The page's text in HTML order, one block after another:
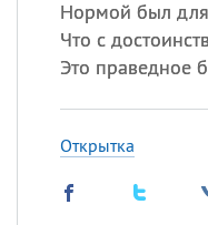
Нормой был
Что с
Это праведное
Открытка